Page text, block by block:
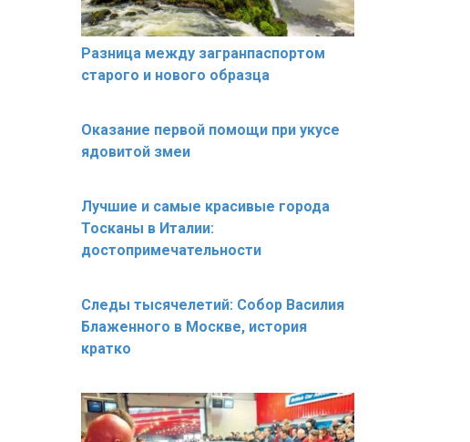
Разница между загранпаспортом
старого и нового образца
Оказание первой помощи при укусе
ядовитой змеи
Лучшие и самые красивые города
Тосканы в Италии:
достопримечательности
Следы тысячелетий: Собор Василия
Блаженного в Москве, история
кратко